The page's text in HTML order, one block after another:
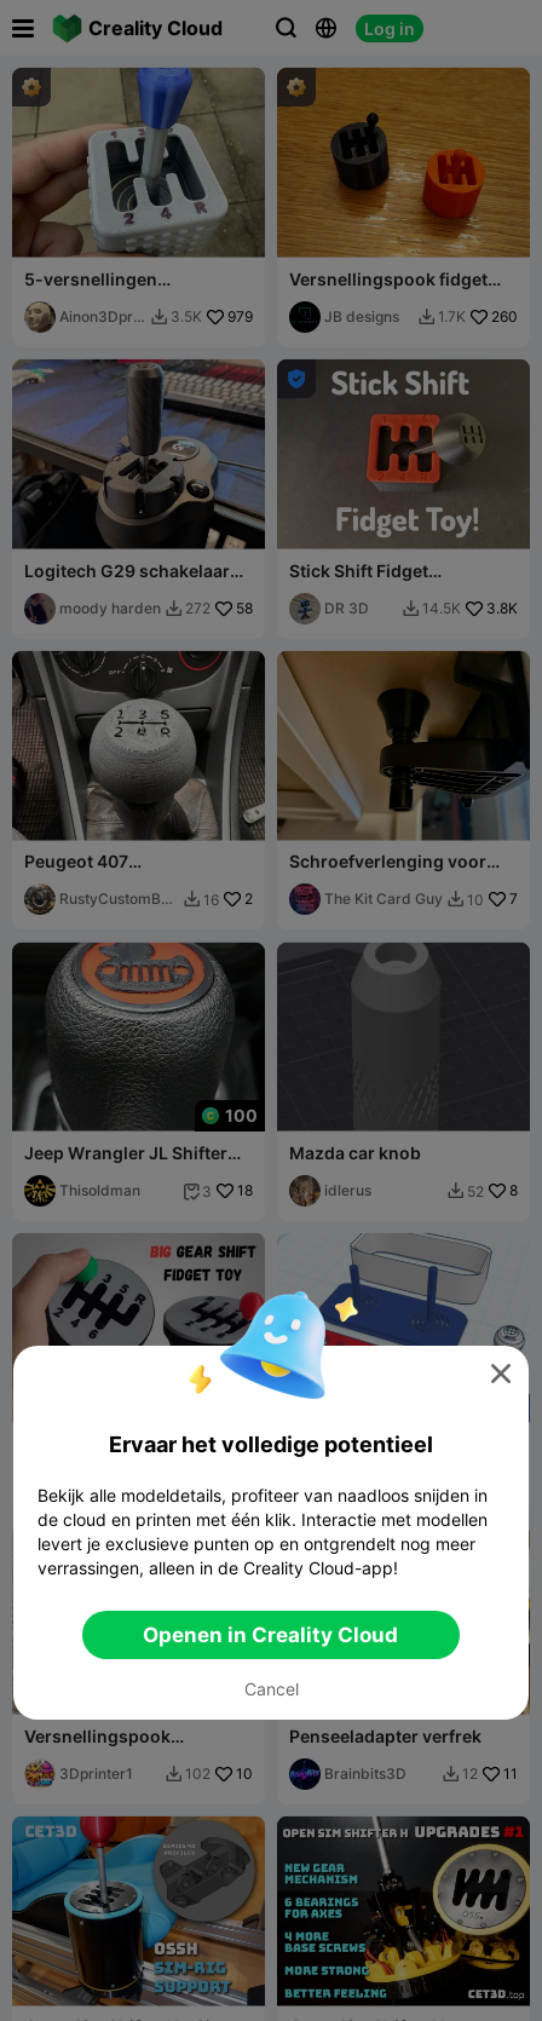
Creality Cloud   Log in
 
5-versnellingen
trainingsversnellingspook
Ainon3Dprin  3.5K 979
Versnellingspook fidget
speelgoed
JB designs  1.7K 260
Logitech G29 schakelaar
H-schakelaar mod
moody harden  272 58

Stick Shift Fidget
Speelgoed
DR 3D  14.5K 3.8K
Peugeot 407
Versnellingspookknop
RustyCustomByK
 16 2
Schroefverlenging voor
Logitech Driving Force
Shifter G27 G29
The Kit Card Guy  10 7
100
Jeep Wrangler JL Shifter
Insert/Top Cap
Thisoldman  3 18
Mazda car knob
idlerus  52 8
GROTE Versnellingspook
BMW m3 competition
steering sim fidget
Versnellingspook
Sleutelhanger Fidget
3Dprinter1  102 10
Penseeladapter verfrek
Brainbits3D  12 11

Ervaar het volledige potentieel
Bekijk alle modeldetails, profiteer van naadloos snijden in
de cloud en printen met één klik. Interactie met modellen
levert je exclusieve punten op en ontgrendelt nog meer
verrassingen, alleen in de Creality Cloud-app!
Openen in Creality Cloud
Cancel